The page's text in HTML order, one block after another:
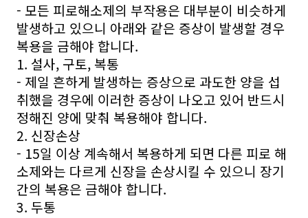
- 모든 피로해소제의 부작용은 대부분이 비슷하게
발생하고 있으니 아래와 같은 증상이 발생할 경우
복용을 금해야 합니다.
1. 설사, 구토, 복통
- 제일 흔하게 발생하는 증상으로 과도한 양을 섭
취했을 경우에 이러한 증상이 나오고 있어 반드시
정해진 양에 맞춰 복용해야 합니다.
2. 신장손상
- 15일 이상 계속해서 복용하게 되면 다른 피로 해
소제와는 다르게 신장을 손상시킬 수 있으니 장기
간의 복용은 금해야 합니다.
3. 두통